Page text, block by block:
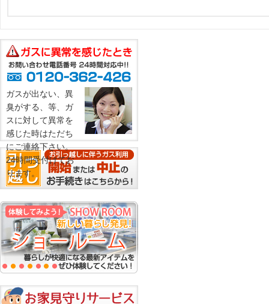
ガスが出ない、異
臭がする、等、ガ
スに対して異常を
感じた時はただち
にご連絡下さい。
24時間受付けてお
ります。